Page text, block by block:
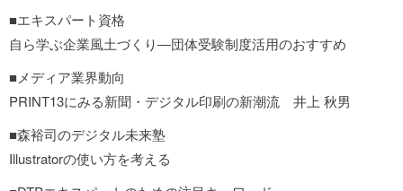
■エキスパート資格
自ら学ぶ企業風土づくり―団体受験制度活用のおすすめ
■メディア業界動向
PRINT13にみる新聞・デジタル印刷の新潮流 井上 秋男
■森裕司のデジタル未来塾
Illustratorの使い方を考える